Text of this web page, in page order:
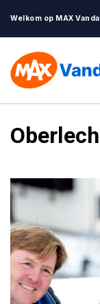
Welkom op MAX
Oberlech